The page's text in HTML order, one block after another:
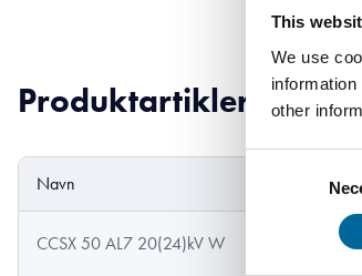
This
We use
other
Consent
Produktartikler
Navn
CCSX 50 AL7 20(24)kV W